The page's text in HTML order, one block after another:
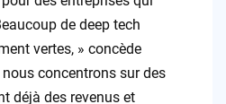
de deep tech
vertes, » concède
concentrons sur des
déjà des revenus et